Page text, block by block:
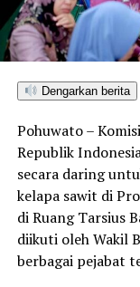
Dengarkan berita
Pohuwato –
Republik
secara daring
kelapa sawit di
di Ruang Tarsius
diikuti oleh Wakil
berbagai pejabat